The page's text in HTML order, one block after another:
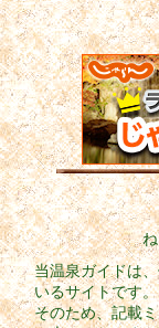
当温泉ガイドは
いるサイトです。
そのため、記載